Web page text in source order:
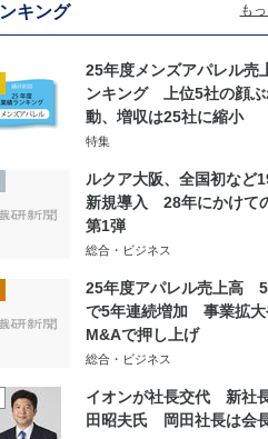
キング も
25年度メンズアパレル売
ンキング 上位5社の顔ぶ
動、増収は25社に縮小
特集
ルクア大阪、全国初など
新規導入 28年にかけて
第1弾
総合・ビジネス
25年度アパレル売上高
で5年連続増加 事業拡大
M&Aで押し上げ
総合・ビジネス
イオンが社長交代 新社
田昭夫氏 岡田社長は会